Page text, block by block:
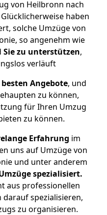
von Heilbronn nach
haben
solche Umzüge von
so angenehm wie
Sie zu unterstützen,
verläuft
Angebote, und
zu können,
für Ihren Umzug
zu können.
Erfahrung im
uns auf Umzüge von
und unter anderem
spezialisiert.
aus professionellen
spezialisieren,
zu organisieren.